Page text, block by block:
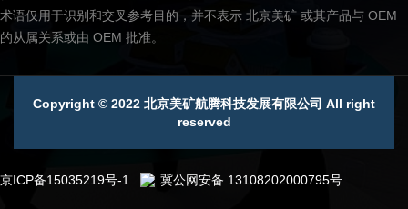
术语仅用于识别和交叉参考目的，并不表示 北京美矿 或其产品与 OEM
的从属关系或由 OEM 批准。
Copyright © 2022 北京美矿航腾科技发展有限公司 All right
reserved
京ICP备15035219号-1 冀公网安备 13108202000795号